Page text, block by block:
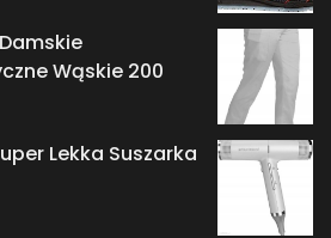
Wąskie 200
Lekka Suszarka